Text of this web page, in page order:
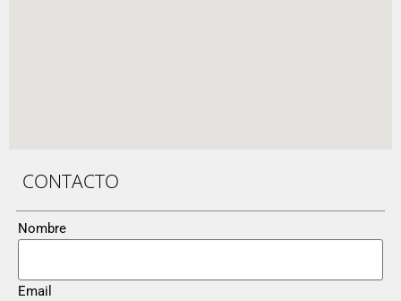
CONTACTO
Nombre
Email